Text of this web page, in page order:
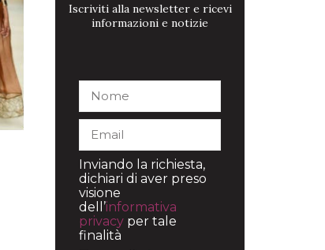
Iscriviti alla newsletter e ricevi
informazioni e notizie
Inviando la richiesta,
dichiari di aver preso
visione
dell’informativa
privacy per tale
finalità